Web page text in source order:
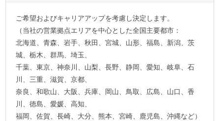
ご希望およびキャリアアップを考慮し決定します。
（当社の営業拠点エリアを中心とした全国主要都市：
北海道、青森、岩手、秋田、宮城、山形、福島、新潟、茨
城、栃木、群馬、埼玉、
千葉、東京、神奈川、山梨、長野、静岡、愛知、岐阜、石
川、三重、滋賀、京都、
奈良、和歌山、大阪、兵庫、岡山、鳥取、広島、山口、香
川、徳島、愛媛、高知、
福岡、佐賀、長崎、大分、熊本、宮崎、鹿児島、沖縄など）